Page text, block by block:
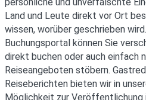
persönliche und unverfälschte
Land und Leute direkt vor Ort
wissen, worüber geschrieben
Buchungsportal können Sie
direkt buchen oder auch einfach
Reiseangeboten stöbern.
Reiseberichten bieten wir in
Möglichkeit zur Veröffentlichung